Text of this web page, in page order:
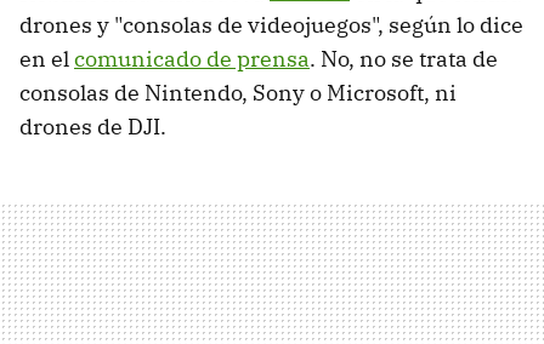
drones y "consolas de videojuegos", según lo dice
en elcomunicado de prensa. No, no se trata de
consolas de Nintendo, Sony o Microsoft, ni
drones de DJI.